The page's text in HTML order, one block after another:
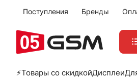
Поступления Бренды
⚡️Товары со скидкойДисплеи